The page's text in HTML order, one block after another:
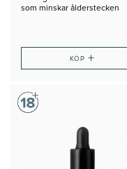
som minskar ålderstecken
KÖP+